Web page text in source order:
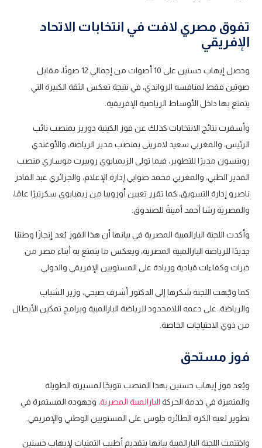
تفوق مصري لافت في انتخابات الاتحاد
الإفريقي
وحصل إيهاب حسنين على 10 أصوات من إجمالي 12 صوتًا، مقابل
صوتين فقط لمنافسه الرواندي، في نتيجة تعكس الثقة الكبيرة التي
يتمتع بها داخل الأوساط الرياضية الإفريقية.
وأسفرت نتائج الانتخابات كذلك عن فوز الكينية دوريز بمنصب نائب
الرئيس، والمغربي سعيد لامرينى بمنصب مدير الرياضة، والأوغندي
روبنسون مديرًا للتطوير، فيما تولى الزيمبابوي روبيرت موساري منصب
المدير الطبي، والمغربي محمد صوابي إدارة الإعلام، والجزائري عبد القادر
ناصرو إدارة التسويق، كما تقرر تعيين أورويبا من زيمبابوي سكرتيرًا عامًا،
والمصرية رشا أحمد أمينةً للصندوق.
وأكدت اللجنة البارالمبية المصرية في بيانها أن هذا الفوز يُعد إنجازًا وطنيًا
جديدًا للرياضة البارالمبية المصرية، ويعكس ما يتمتع به أبناء مصر من
خبرات وكفاءات قيادية وريادة على المستويين الإفريقي والدولي.
كما وجّهت اللجنة شكرها إلى الدكتور أشرف صبحي، وزير الشباب
والرياضة، على دعمه اللامحدود للرياضة البارالمبية وبرامج تمكين الأبطال
من ذوي الاحتياجات الخاصة.
فوز مستحق
ويُعد فوز إيهاب حسنين بهذا المنصب تتويجًا لمسيرته الطويلة
والمتميزة في خدمة الحركة البارالمبية المصرية، وجهوده المستمرة في
تطوير لعبة الكرة الطائرة جلوس على المستويين الوطني والإفريقي.
واختتمت اللجنة البارالمبية بيانها بتقديم أطيب التمنيات لإيهاب حسنين